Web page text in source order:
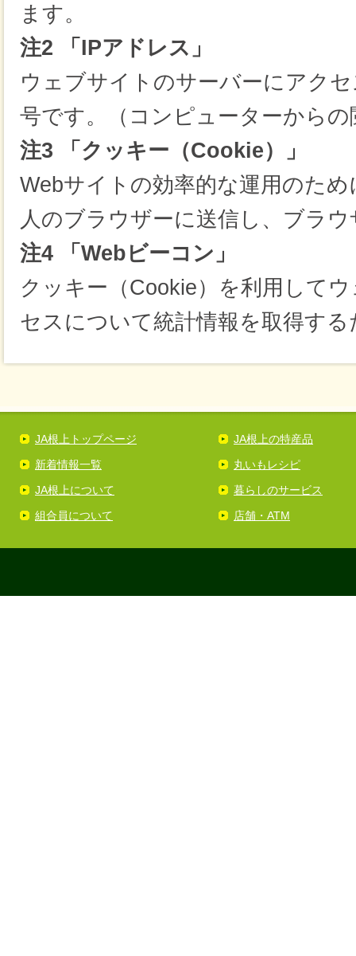
ます。
注2 「IPアドレス」
ウェブサイトのサーバーにアク
号です。（コンピューターから
注3 「クッキー（Cookie）」
Webサイトの効率的な運用のた
人のブラウザーに送信し、ブラ
注4 「Webビーコン」
クッキー（Cookie）を利用して
セスについて統計情報を取得す
JA根上トップページ
新着情報一覧
JA根上について
組合員について
JA根上の特産品
丸いもレシピ
暮らしのサービス
店舗・ATM